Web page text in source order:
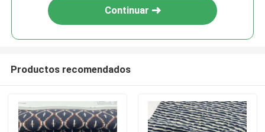
Continuar
Productos recomendados